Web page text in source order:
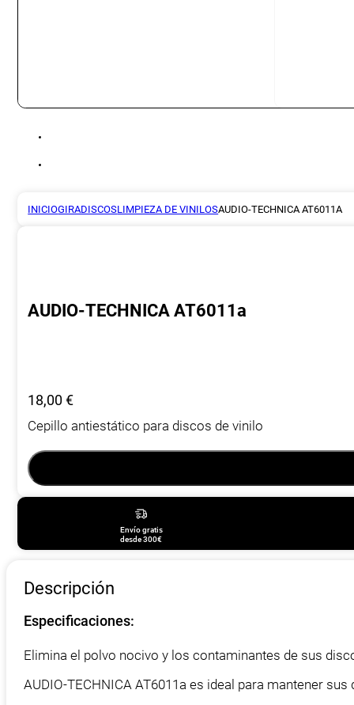
INICIOGIRADISCOSLIMPIEZA DE VINILOSAUDIO-TECHNICA AT6011A
AUDIO-TECHNICA AT6011a
18,00€
Cepillo antiestático para discos de vinilo
Envío gratis
desde 300€
Descripción
Especificaciones:
Elimina el polvo nocivo y los contaminantes de sus
AUDIO-TECHNICA AT6011a es ideal para mantener